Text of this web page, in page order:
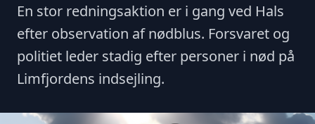
En stor redningsaktion er i gang ved Hals
efter observation af nødblus. Forsvaret og
politiet leder stadig efter personer i nød på
Limfjordens indsejling.